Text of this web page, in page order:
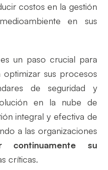
costos en la gestión
en sus
un paso crucial para
optimizar sus procesos
de seguridad y
en la nube de
integral y efectiva de
a las organizaciones
continuamente su
críticas.